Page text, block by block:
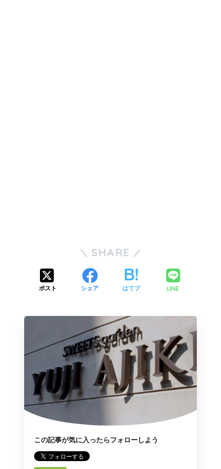
SHARE
ポスト シェア はてブ LINE
この記事が気に入ったらフォローしよう